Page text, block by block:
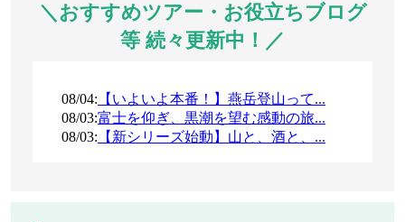
＼おすすめツアー・お役立ちブログ
等 続々更新中！／